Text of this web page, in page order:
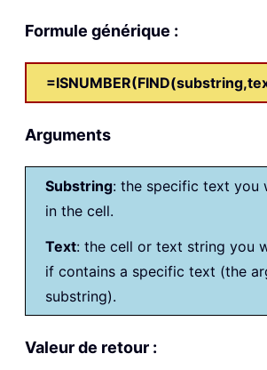
Formule générique :
Arguments
Substring: the specific text you
in the cell.
Text: the cell or text string you
if contains a specific text (the
substring).
Valeur de retour :